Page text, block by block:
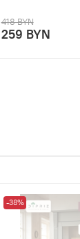
418 BYN
259 BYN
-38%